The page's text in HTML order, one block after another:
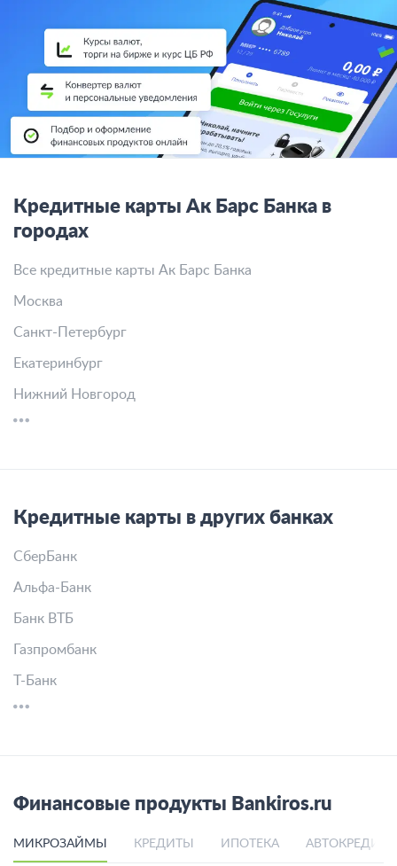
Кредитные карты Ак Барс Банка в
городах
Все кредитные карты Ак Барс Банка
Москва
Санкт-Петербург
Екатеринбург
Нижний Новгород
Кредитные карты в других банках
СберБанк
Альфа-Банк
Банк ВТБ
Газпромбанк
Т-Банк
Финансовые продукты Bankiros.ru
МИКРОЗАЙМЫ КРЕДИТЫ ИПОТЕКА